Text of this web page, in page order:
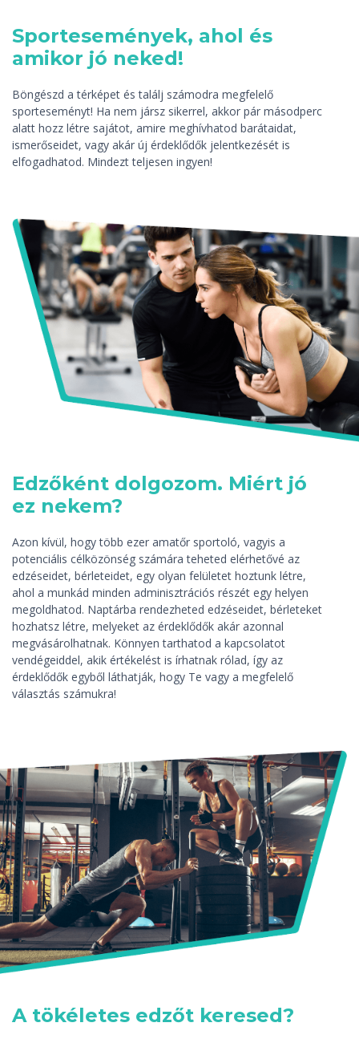
Sportesemények, ahol és
amikor jó neked!
Böngészd a térképet és találj számodra megfelelő
sporteseményt! Ha nem jársz sikerrel, akkor pár másodperc
alatt hozz létre sajátot, amire meghívhatod barátaidat,
ismerőseidet, vagy akár új érdeklődők jelentkezését is
elfogadhatod. Mindezt teljesen ingyen!
Edzőként dolgozom. Miért jó
ez nekem?
Azon kívül, hogy több ezer amatőr sportoló, vagyis a
potenciális célközönség számára teheted elérhetővé az
edzéseidet, bérleteidet, egy olyan felületet hoztunk létre,
ahol a munkád minden adminisztrációs részét egy helyen
megoldhatod. Naptárba rendezheted edzéseidet, bérleteket
hozhatsz létre, melyeket az érdeklődők akár azonnal
megvásárolhatnak. Könnyen tarthatod a kapcsolatot
vendégeiddel, akik értékelést is írhatnak rólad, így az
érdeklődők egyből láthatják, hogy Te vagy a megfelelő
választás számukra!
A tökéletes edzőt keresed?